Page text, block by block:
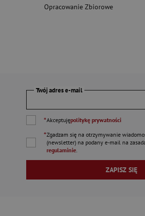
Opracowanie Zbiorowe
Twój adres e-mail
*Akceptujępolitykę prywatności
*Zgadzam się na otrzymywanie
(newsletter) na podanye-mail na
regulaminie.
ZAPISZ SIĘ